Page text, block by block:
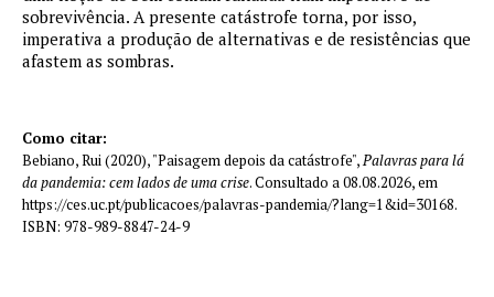
sobrevivência. A presente catástrofe torna, por isso,
imperativa a produção de alternativas e de resistências que
afastem as sombras.
Como citar:
Bebiano, Rui (2020), "Paisagem depois da catástrofe", Palavras para lá
da pandemia: cem lados de uma crise. Consultado a 08.08.2026, em
https://ces.uc.pt/publicacoes/palavras-pandemia/?lang=1&id=30168.
ISBN: 978-989-8847-24-9